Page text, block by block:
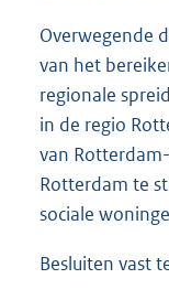
Overwegende
van het
regionale
in de regio
van
Rotterdam te
sociale
Besluiten vast